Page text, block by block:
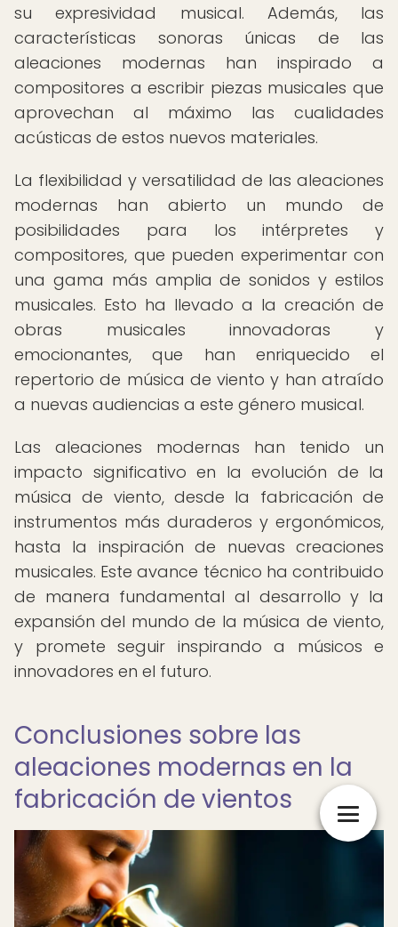
su expresividad musical. Además, las
características sonoras únicas de las
aleaciones modernas han inspirado a
compositores a escribir piezas musicales que
aprovechan al máximo las cualidades
acústicas de estos nuevos materiales.
La flexibilidad y versatilidad de las aleaciones
modernas han abierto un mundo de
posibilidades para los intérpretes y
compositores, que pueden experimentar con
una gama más amplia de sonidos y estilos
musicales. Esto ha llevado a la creación de
obras musicales innovadoras y
emocionantes, que han enriquecido el
repertorio de música de viento y han atraído
a nuevas audiencias a este género musical.
Las aleaciones modernas han tenido un
impacto significativo en la evolución de la
música de viento, desde la fabricación de
instrumentos más duraderos y ergonómicos,
hasta la inspiración de nuevas creaciones
musicales. Este avance técnico ha contribuido
de manera fundamental al desarrollo y la
expansión del mundo de la música de viento,
y promete seguir inspirando a músicos e
innovadores en el futuro.
Conclusiones sobre las
aleaciones modernas en la
fabricación de vientos